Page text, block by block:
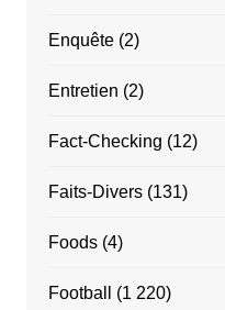
Enquête(2)
Entretien (2)
Fact-Checking (12)
Faits-Divers(131)
Foods(4)
Football (1 220)